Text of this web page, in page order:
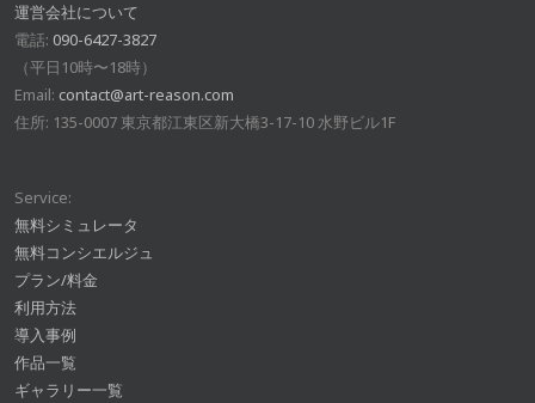
運営会社について
電話: 090-6427-3827
（平日10時〜18時）
Email: contact@art-reason.com
住所: 135-0007 東京都江東区新大橋3-17-10 水野ビル1F
Service:
無料シミュレータ
無料コンシエルジュ
プラン/料金
利用方法
導入事例
作品一覧
ギャラリー一覧